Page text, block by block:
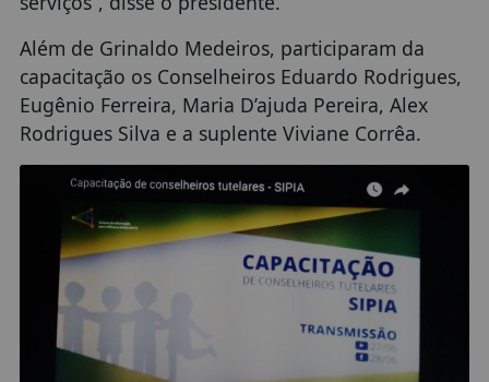
Além de Grinaldo Medeiros, participaram da
capacitação os Conselheiros Eduardo Rodrigues,
Eugênio Ferreira, Maria D’ajuda Pereira, Alex
Rodrigues Silva e a suplente Viviane Corrêa.